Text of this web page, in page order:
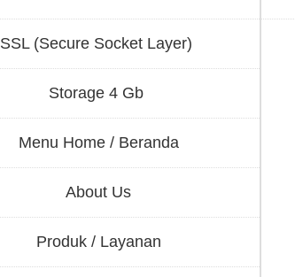
SSL (Secure Socket Layer)
Storage 4 Gb
Menu Home / Beranda
About Us
Produk / Layanan